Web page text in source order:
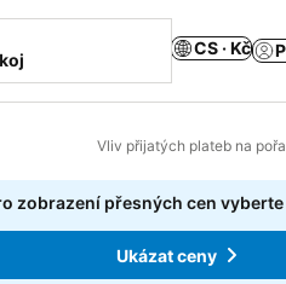
CS · Kč
Vliv přijatých plateb na
seznam oblíbených hotelů
zobrazení přesných cen
Ukázat ceny